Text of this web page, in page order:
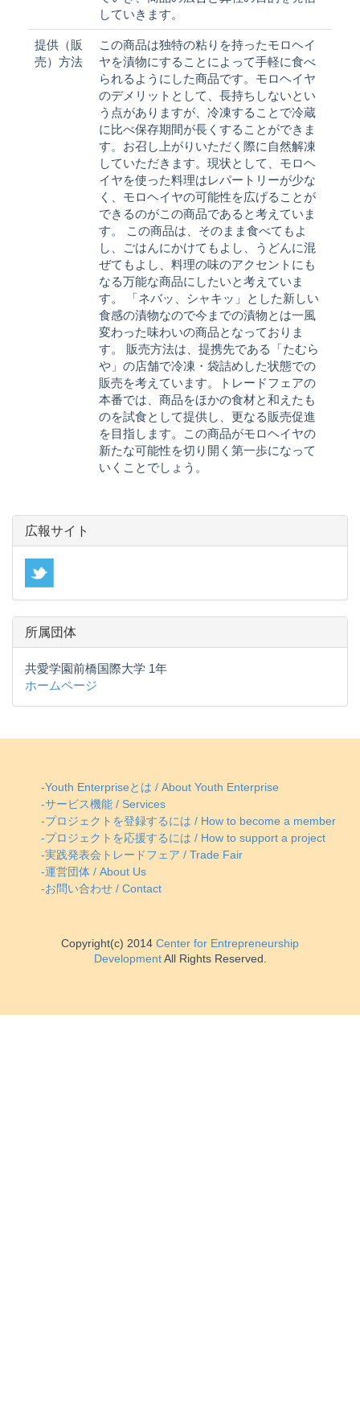
していきます。
提供（販
売）方法
この商品は独特の粘りを持ったモロヘイ
ヤを漬物にすることによって手軽に食べ
られるようにした商品です。モロヘイヤ
のデメリットとして、長持ちしないとい
う点がありますが、冷凍することで冷蔵
に比べ保存期間が長くすることができま
す。お召し上がりいただく際に自然解凍
していただきます。現状として、モロヘ
イヤを使った料理はレパートリーが少な
く、モロヘイヤの可能性を広げることが
できるのがこの商品であると考えていま
す。 この商品は、そのまま食べてもよ
し、ごはんにかけてもよし、うどんに混
ぜてもよし、料理の味のアクセントにも
なる万能な商品にしたいと考えていま
す。 「ネバッ、シャキッ」とした新しい
食感の漬物なので今までの漬物とは一風
変わった味わいの商品となっておりま
す。 販売方法は、提携先である「たむら
や」の店舗で冷凍・袋詰めした状態での
販売を考えています。トレードフェアの
本番では、商品をほかの食材と和えたも
のを試食として提供し、更なる販売促進
を目指します。この商品がモロヘイヤの
新たな可能性を切り開く第一歩になって
いくことでしょう。
広報サイト
所属団体
共愛学園前橋国際大学 1年
ホームページ
-Youth Enterpriseとは / About Youth Enterprise
-サービス機能 / Services
-プロジェクトを登録するには / How to become a member
-プロジェクトを応援するには / How to support a project
-実践発表会トレードフェア / Trade Fair
-運営団体 / About Us
-お問い合わせ / Contact
Copyright(c) 2014 Center for Entrepreneurship
DevelopmentAll Rights Reserved.